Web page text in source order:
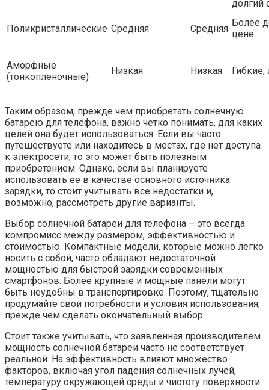
долгий
Поликристаллические Средняя Средняя
Более
цене
Аморфные
(тонкопленочные)
Низкая Низкая Гибкие,
Таким образом, прежде чем приобретать солнечную
батарею для телефона, важно четко понимать, для каких
целей она будет использоваться. Если вы часто
путешествуете или находитесь в местах, где нет доступа
к электросети, то это может быть полезным
приобретением. Однако, если вы планируете
использовать ее в качестве основного источника
зарядки, то стоит учитывать все недостатки и,
возможно, рассмотреть другие варианты.
Выбор солнечной батареи для телефона – это всегда
компромисс между размером, эффективностью и
стоимостью. Компактные модели, которые можно легко
носить с собой, часто обладают недостаточной
мощностью для быстрой зарядки современных
смартфонов. Более крупные и мощные панели могут
быть неудобны в транспортировке. Поэтому, тщательно
продумайте свои потребности и условия использования,
прежде чем сделать окончательный выбор.
Стоит также учитывать, что заявленная производителем
мощность солнечной батареи часто не соответствует
реальной. На эффективность влияют множество
факторов, включая угол падения солнечных лучей,
температуру окружающей среды и чистоту поверхности